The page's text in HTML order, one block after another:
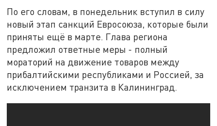
По его словам, в понедельник вступил в силу
новый этап санкций Евросоюза, которые были
приняты ещё в марте. Глава региона
предложил ответные меры - полный
мораторий на движение товаров между
прибалтийскими республиками и Россией, за
исключением транзита в Калининград.